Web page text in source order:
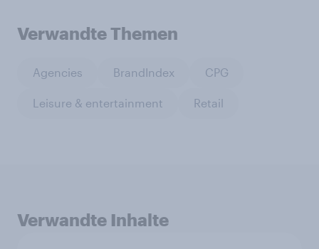
Verwandte Themen
Agencies BrandIndex CPG
Leisure & entertainment Retail
Verwandte Inhalte